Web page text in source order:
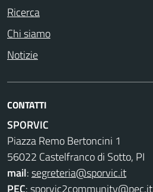
Ricerca
Chi siamo
Notizie
CONTATTI
SPORVIC
Piazza Remo Bertoncini 1
56022 Castelfranco di Sotto, PI
mail:segreteria@sporvic.it
PEC:sporvic2community@pec.it